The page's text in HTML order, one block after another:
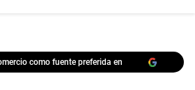
como fuente preferida en